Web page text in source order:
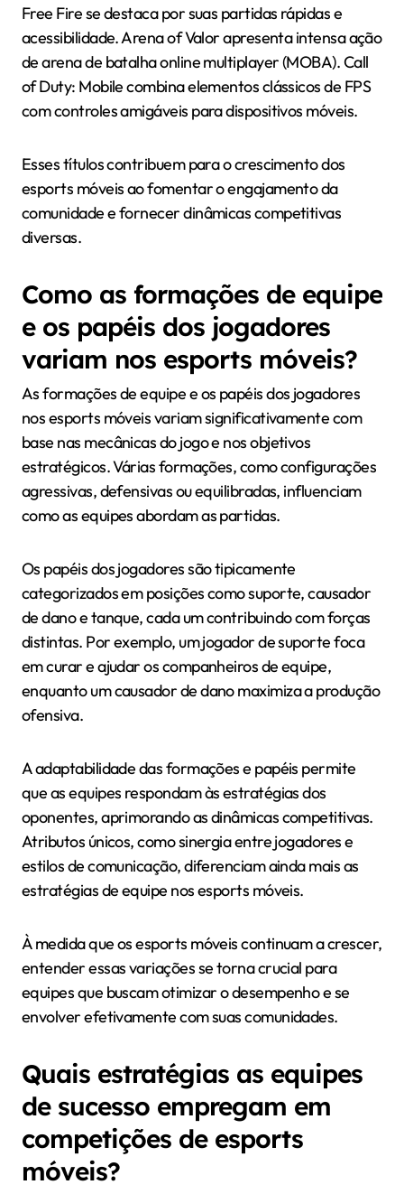
Free Fire se destaca por suas partidas rápidas e
acessibilidade. Arena of Valor apresenta intensa ação
de arena de batalha online multiplayer (MOBA). Call
of Duty: Mobile combina elementos clássicos de FPS
com controles amigáveis para dispositivos móveis.
Esses títulos contribuem para o crescimento dos
esports móveis ao fomentar o engajamento da
comunidade e fornecer dinâmicas competitivas
diversas.
Como as formações de equipe
e os papéis dos jogadores
variam nos esports móveis?
As formações de equipe e os papéis dos jogadores
nos esports móveis variam significativamente com
base nas mecânicas do jogo e nos objetivos
estratégicos. Várias formações, como configurações
agressivas, defensivas ou equilibradas, influenciam
como as equipes abordam as partidas.
Os papéis dos jogadores são tipicamente
categorizados em posições como suporte, causador
de dano e tanque, cada um contribuindo com forças
distintas. Por exemplo, um jogador de suporte foca
em curar e ajudar os companheiros de equipe,
enquanto um causador de dano maximiza a produção
ofensiva.
A adaptabilidade das formações e papéis permite
que as equipes respondam às estratégias dos
oponentes, aprimorando as dinâmicas competitivas.
Atributos únicos, como sinergia entre jogadores e
estilos de comunicação, diferenciam ainda mais as
estratégias de equipe nos esports móveis.
À medida que os esports móveis continuam a crescer,
entender essas variações se torna crucial para
equipes que buscam otimizar o desempenho e se
envolver efetivamente com suas comunidades.
Quais estratégias as equipes
de sucesso empregam em
competições de esports
móveis?